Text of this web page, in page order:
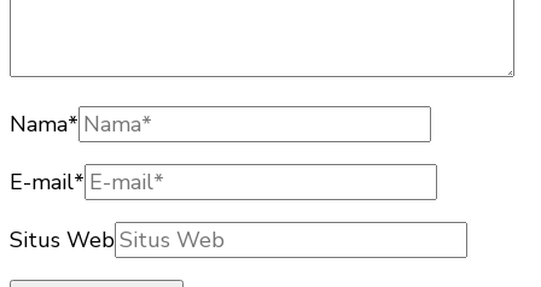
Nama*
E-mail*
Situs Web